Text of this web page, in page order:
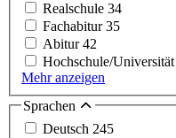
Realschule 34
Fachabitur35
Abitur42
Hochschule/Universität
Mehr anzeigen
Sprachen
Deutsch 245